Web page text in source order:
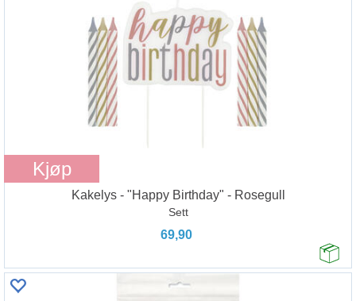
Kjøp
Kakelys - "Happy Birthday" - Rosegull
Sett
69,90